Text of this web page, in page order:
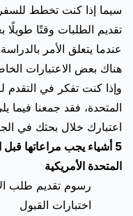
سيما إذا كنت تخطط
تقديم الطلبات وقتًا
عندما يتعلق الأمر
هناك بعض الاعتبارات
وإذا كنت تفكر في التقدم
المتحدة، فقد جمعنا
اعتبارك خلال بحثك في
5 أشياء يجب مراعاتها
المتحدة الأمريكية
رسوم تقديم طلب
اختبارات القبول